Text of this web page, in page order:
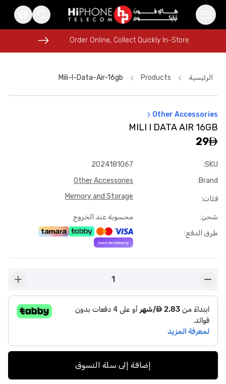
Apple Watch
Speaker
Order Online, Collect Quickly In-Store
iPhone 17 Pro Max
Order Online, Collect Quickly In-Store
الرئيسية Products
Mili-I-Data-Air-16gb
Other Accessories
MILI I DATA AIR 16GB
29
SKU
:
2024181067
Brand
:
Other Accessories
فئات:
Memory and Storage
شحن:
محسوبة عند الخروج
طرق الدفع:
1
plus
إضافة إلى سلة التسوق